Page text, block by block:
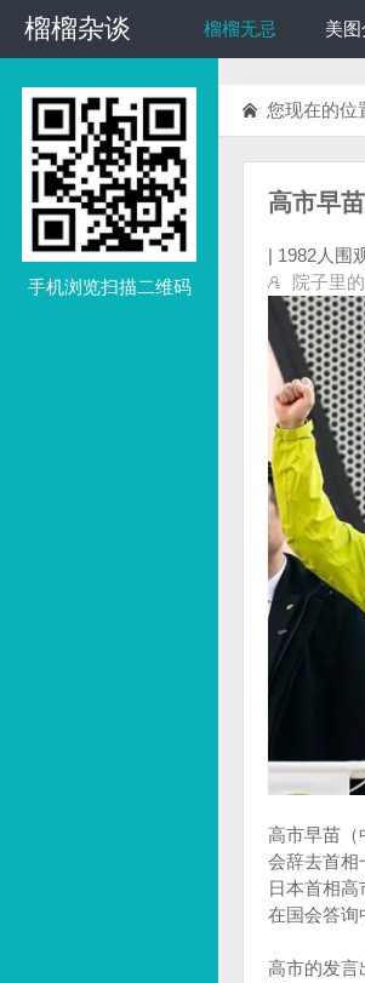
榴榴杂谈
榴榴杂谈 榴榴无忌 美
手机浏览扫描二维码
您现在的位
高市早
| 1982人围
院子里
高市早苗（
会辞去首相
日本首相高
在国会答询
高市的发言